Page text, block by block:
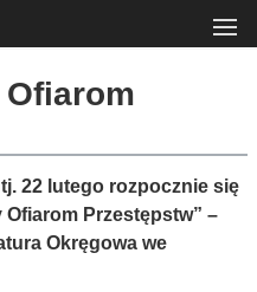
22 lutego rozpocznie się
Ofiarom Przestępstw” –
Okręgowa we